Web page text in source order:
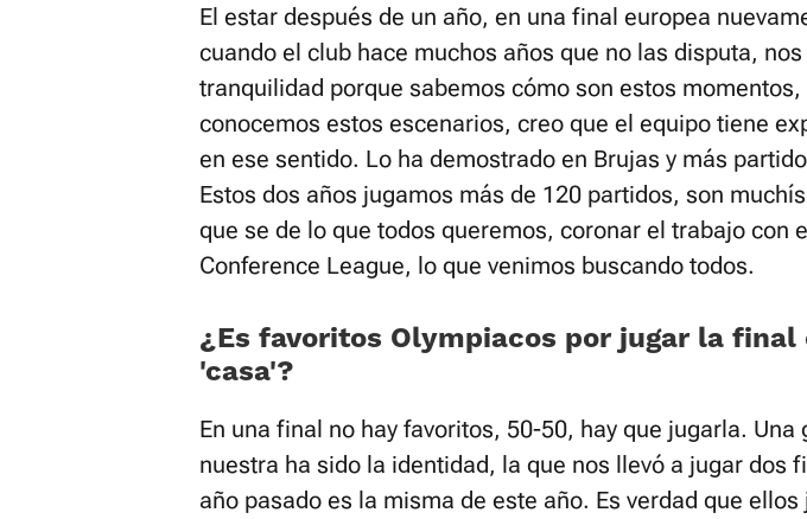
El estar después de un año, en una final europea
cuando el club hace muchos años que no las disputa, nos
tranquilidad porque sabemos cómo son estos momentos,
conocemos estos escenarios, creo que el equipo tiene
en ese sentido. Lo ha demostrado en Brujas y más
Estos dos años jugamos más de 120 partidos, son
que se de lo que todos queremos, coronar el trabajo con
Conference League, lo que venimos buscando todos.
¿Es favoritos Olympiacos por jugar la final
'casa'?
En una final no hay favoritos, 50-50, hay que jugarla. Una
nuestra ha sido la identidad, la que nos llevó a jugar dos
año pasado es la misma de este año. Es verdad que ellos